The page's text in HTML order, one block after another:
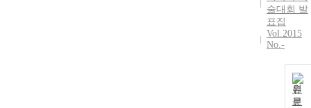
술대회 발
표집
Vol.2015
No.-
원
문